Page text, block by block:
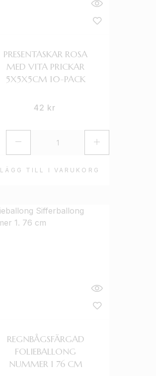
LÄGG TILL I VARUKORG
PRESENTASKAR ROSA
MED VITA PRICKAR
5X5X5CM 10-PACK
42 kr
REGNBÅGSFÄRGAD
FOLIEBALLONG
NUMMER 1 76 CM